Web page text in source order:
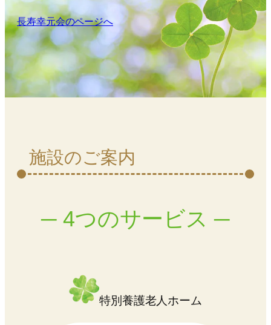
長寿幸元会のページへ
施設のご案内
─ 4つのサービス ─
特別養護老人ホーム